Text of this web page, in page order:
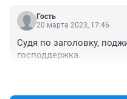
Гость
20 марта 2023, 17:46
Судя по заголовку,
господдержка.